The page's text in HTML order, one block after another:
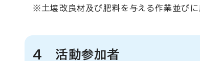
※土壌改良材及び肥料を与える作業並びに
4 活動参加者